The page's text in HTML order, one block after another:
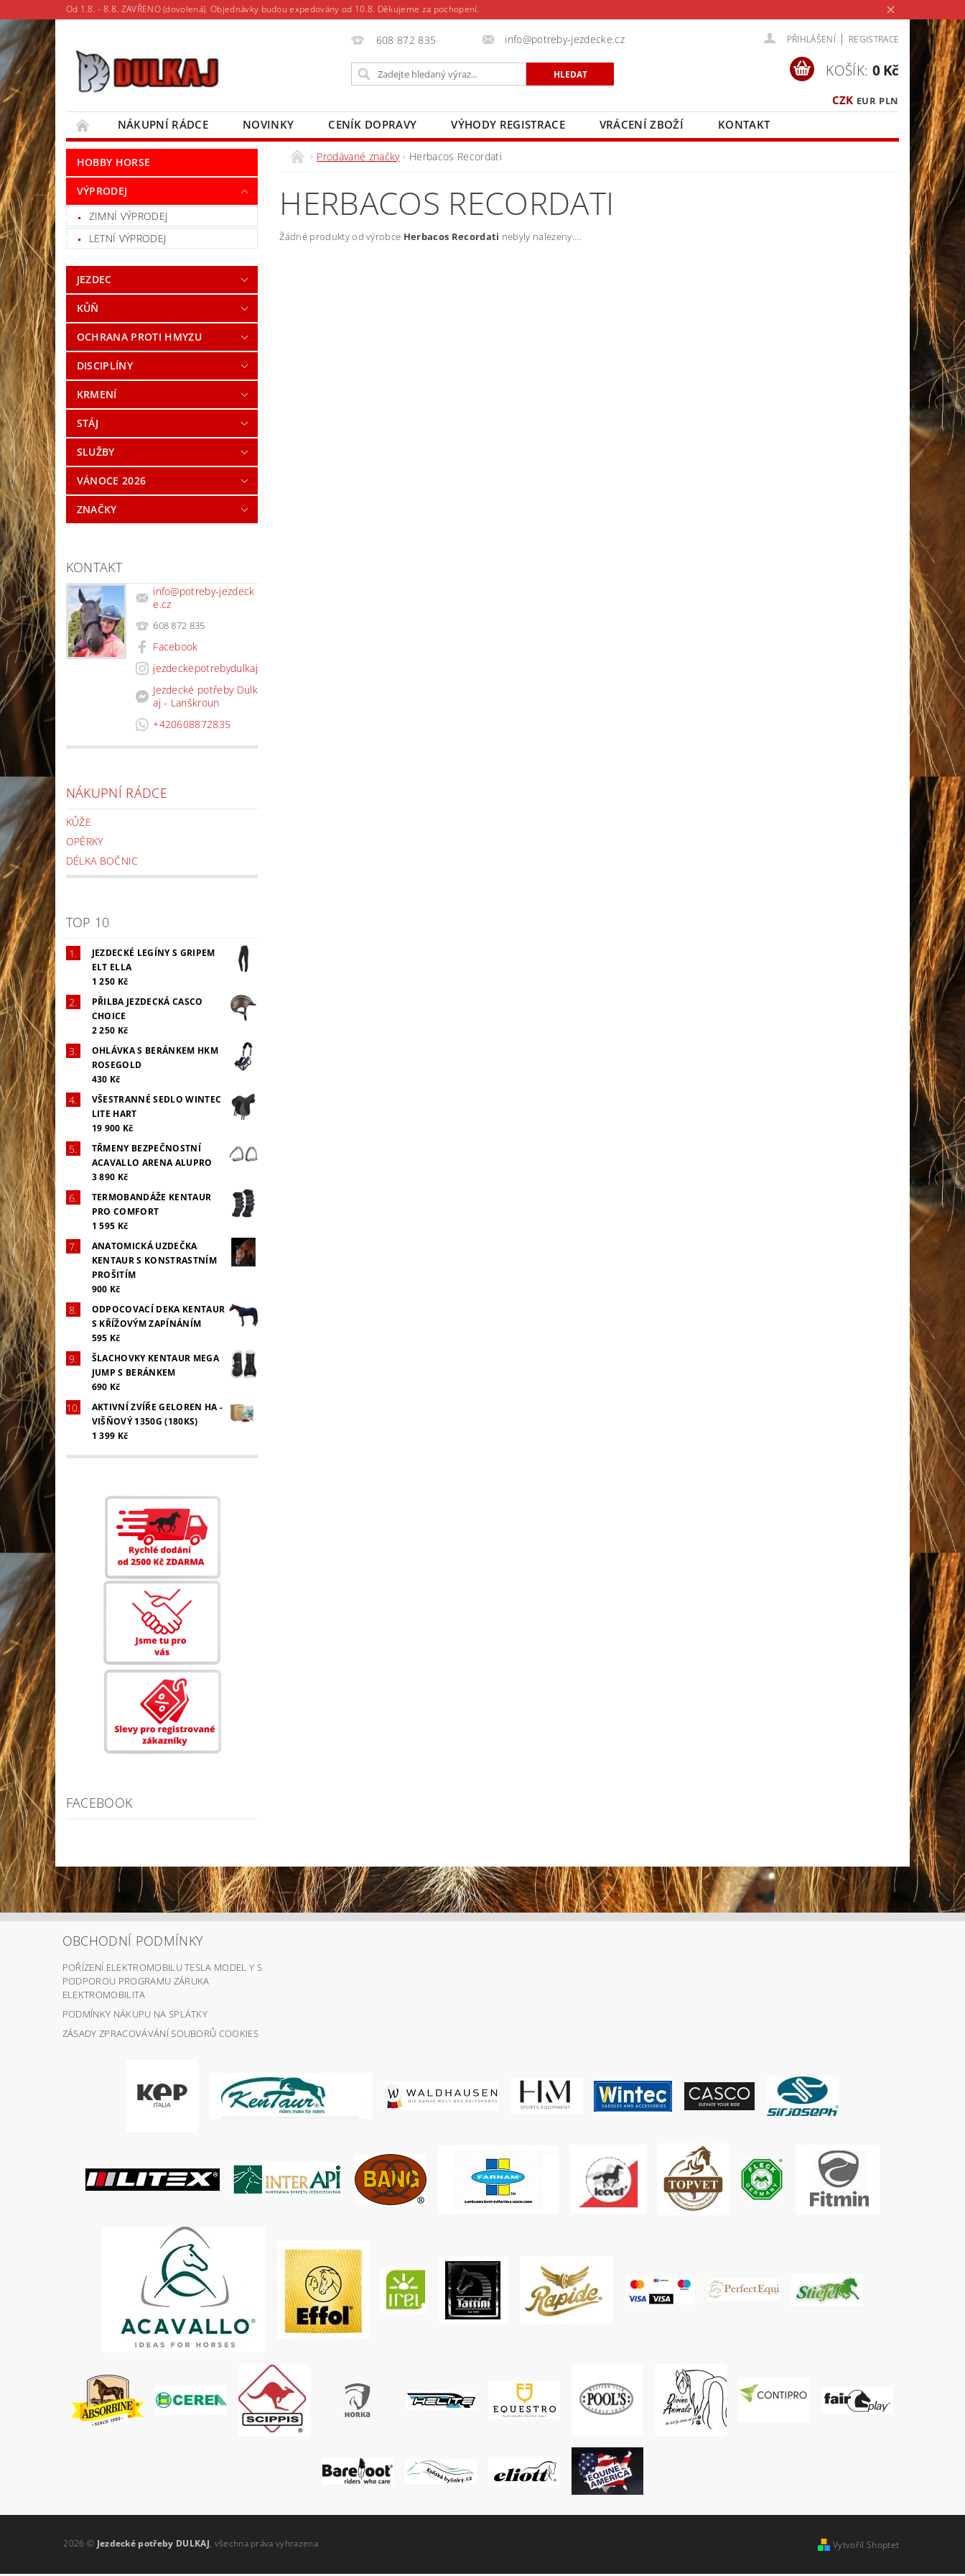
Od 1.8. - 8.8. ZAVŘENO (dovolená). Objednávky budou expedovány od 10.8. Děkujeme za pochopení.
608 872 835 info@potreby-jezdecke.cz PŘIHLÁŠENÍ | REGISTRACE
CZK EUR PLN
KOŠÍK: 0 Kč
NÁKUPNÍ RÁDCE NOVINKY CENÍK DOPRAVY VÝHODY REGISTRACE VRÁCENÍ ZBOŽÍ
KONTAKT
MOJE OBJEDNÁVKA
HOBBY HORSE
VÝPRODEJ
ZIMNÍ VÝPRODEJ
LETNÍ VÝPRODEJ
JEZDEC
KŮŇ
OCHRANA PROTI HMYZU
DISCIPLÍNY
KRMENÍ
STÁJ
SLUŽBY
VÁNOCE 2026
ZNAČKY
KONTAKT
info@potreby-jezdeck
e.cz
608 872 835
Facebook
jezdeckepotrebydulkaj
Jezdecké potřeby Dulk
aj - Lanškroun
+420608872835
NÁKUPNÍ RÁDCE
KŮŽE
OPĚRKY
DÉLKA BOČNIC
TOP 10
JEZDECKÉ LEGÍNY S GRIPEM
ELT ELLA
1 250 Kč
PŘILBA JEZDECKÁ CASCO
CHOICE
2 250 Kč
OHLÁVKA S BERÁNKEM HKM
ROSEGOLD
430 Kč
VŠESTRANNÉ SEDLO WINTEC
LITE HART
19 900 Kč
TŘMENY BEZPEČNOSTNÍ
ACAVALLO ARENA ALUPRO
3 890 Kč
TERMOBANDÁŽE KENTAUR
PRO COMFORT
1 595 Kč
ANATOMICKÁ UZDEČKA
KENTAUR S KONSTRASTNÍM
PROŠITÍM
900 Kč
ODPOCOVACÍ DEKA KENTAUR
S KŘÍŽOVÝM ZAPÍNÁNÍM
595 Kč
ŠLACHOVKY KENTAUR MEGA
JUMP S BERÁNKEM
690 Kč
AKTIVNÍ ZVÍŘE GELOREN HA -
VIŠŇOVÝ 1350G (180KS)
1 399 Kč
FACEBOOK
Prodávané značky Herbacos Recordati
HERBACOS RECORDATI
Žádné produkty od výrobce Herbacos Recordati nebyly nalezeny....
OBCHODNÍ PODMÍNKY
POŘÍZENÍ ELEKTROMOBILU TESLA MODEL Y S
PODPOROU PROGRAMU ZÁRUKA
ELEKTROMOBILITA
PODMÍNKY NÁKUPU NA SPLÁTKY
ZÁSADY ZPRACOVÁVÁNÍ SOUBORŮ COOKIES
2026 © Jezdecké potřeby DULKAJ, všechna práva vyhrazena Vytvořil Shoptet